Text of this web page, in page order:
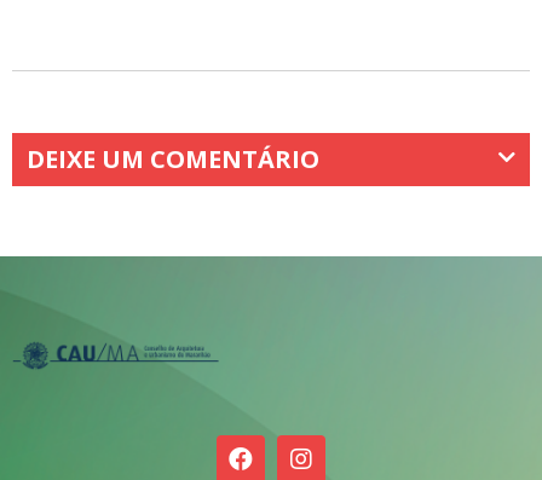
DEIXE UM COMENTÁRIO